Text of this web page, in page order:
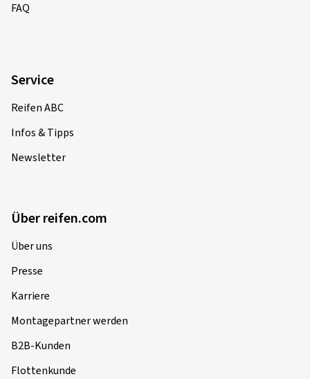
FAQ
Service
Reifen ABC
Infos & Tipps
Newsletter
Über reifen.com
Über uns
Presse
Karriere
Montagepartner werden
B2B-Kunden
Flottenkunde